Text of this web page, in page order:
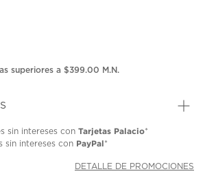
superiores a $399.00 M.N.
sin intereses con Tarjetas Palacio*
sin intereses con PayPal*
DETALLE DE PROMOCIONES